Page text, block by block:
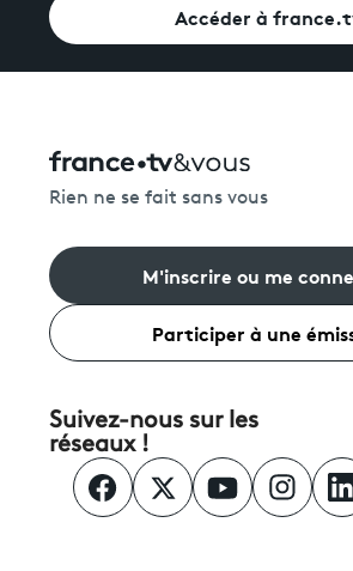
Accéder à
Rien ne se fait sans vous
M'inscrire ou me
Participer à une
Suivez-nous sur les
réseaux !